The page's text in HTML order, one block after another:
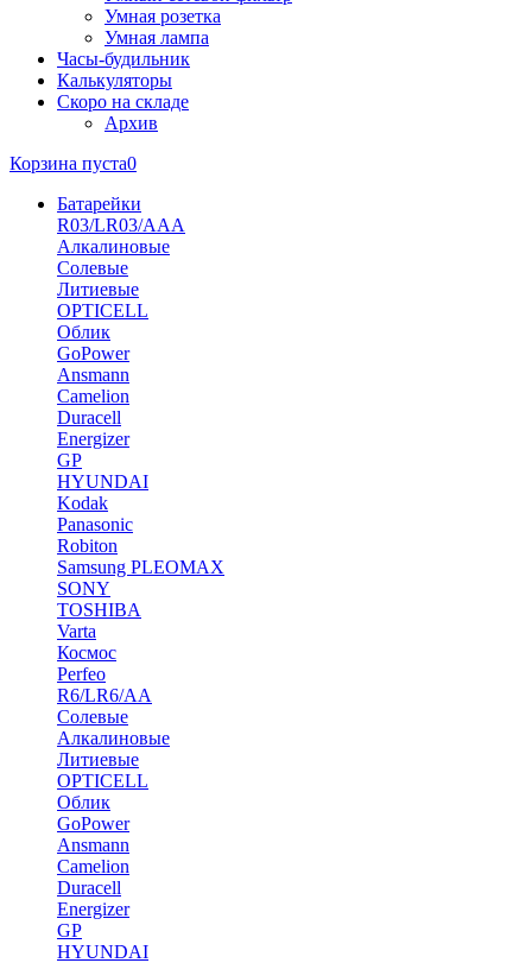
Умная розетка
Умная лампа
Часы-будильник
Калькуляторы
Скоро на складе
Архив
Корзина пуста0
Батарейки
R03/LR03/AAA
Алкалиновые
Солевые
Литиевые
OPTICELL
Облик
GoPower
Ansmann
Camelion
Duracell
Energizer
GP
HYUNDAI
Kodak
Panasonic
Robiton
Samsung PLEOMAX
SONY
TOSHIBA
Varta
Космос
Perfeo
R6/LR6/AA
Солевые
Алкалиновые
Литиевые
OPTICELL
Облик
GoPower
Ansmann
Camelion
Duracell
Energizer
GP
HYUNDAI